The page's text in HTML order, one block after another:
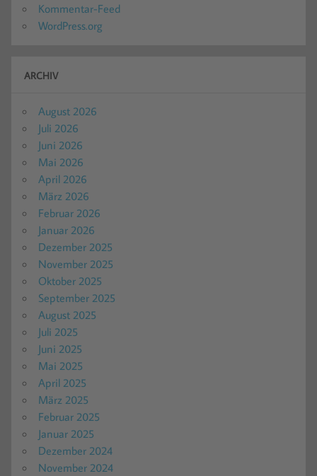
Kommentar-Feed
WordPress.org
ARCHIV
August 2026
Juli 2026
Juni 2026
Mai 2026
April 2026
März 2026
Februar 2026
Januar 2026
Dezember 2025
November 2025
Oktober 2025
September 2025
August 2025
Juli 2025
Juni 2025
Mai 2025
April 2025
März 2025
Februar 2025
Januar 2025
Dezember 2024
November 2024